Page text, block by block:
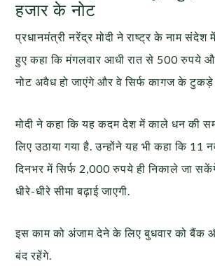
हजार के नोट
प्रधानमंत्री नरेंद्र मोदी ने राष्ट्र के नाम
हुए कहा कि मंगलवार आधी रात से 500 रुपये
नोट अवैध हो जाएंगे और वे सिर्फ कागज के टुकड़े
मोदी ने कहा कि यह कदम देश में काले धन की
लिए उठाया गया है. उन्होंने यह भी कहा कि 11
दिनभर में सिर्फ 2,000 रुपये ही निकाले जा
धीरे-धीरे सीमा बढ़ाई जाएगी.
इस काम को अंजाम देने के लिए बुधवार को बैंक
बंद रहेंगे.